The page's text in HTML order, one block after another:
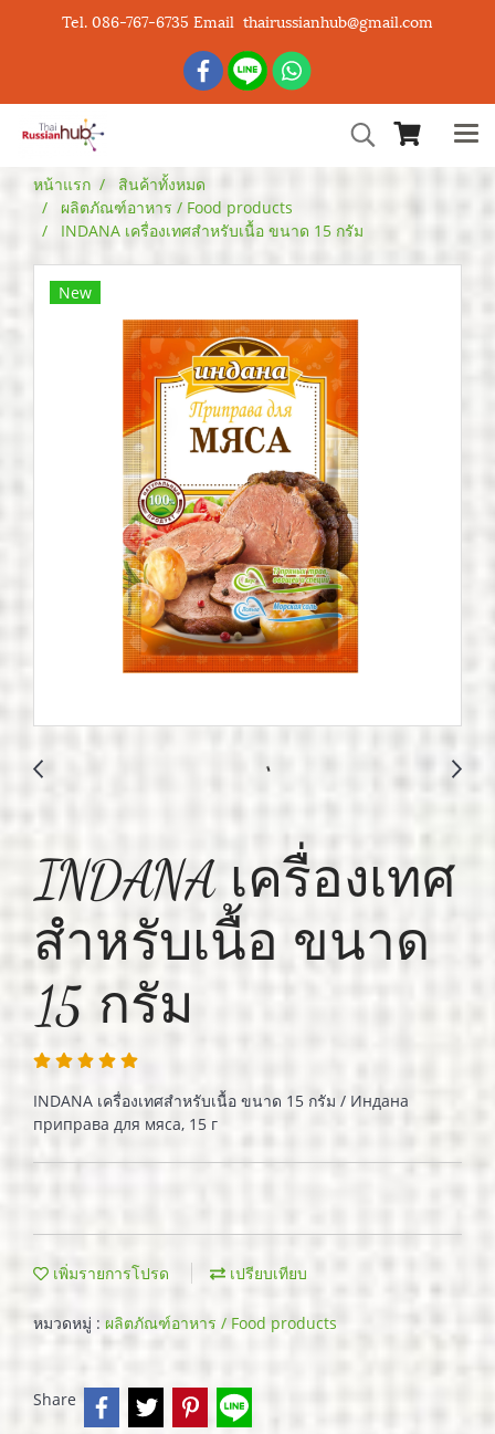
Tel. 086-767-6735 Email thairussianhub@gmail.com
หน้าแรก
สินค้าทั้งหมด
ผลิตภัณฑ์อาหาร / Food products
INDANA เครื่องเทศสำหรับเนื้อ ขนาด 15 กรัม
New
INDANA เครื่องเทศ
สำหรับเนื้อ ขนาด
15 กรัม
INDANA เครื่องเทศสำหรับเนื้อ ขนาด 15 กรัม / Индана
приправа для мяса, 15 г
เพิ่มรายการโปรด เปรียบเทียบ
หมวดหมู่ : ผลิตภัณฑ์อาหาร / Food products
Share